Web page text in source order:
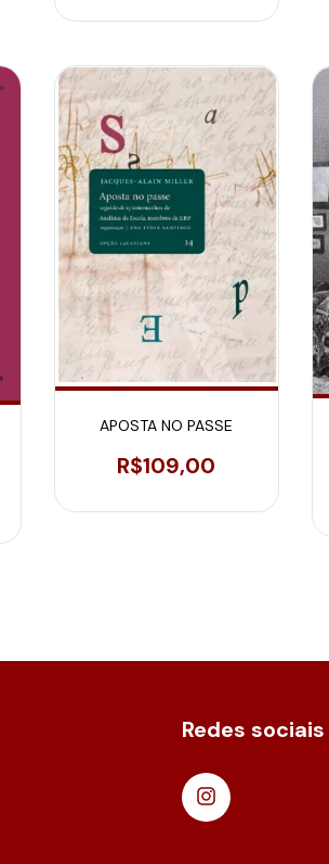
APOSTA NO PASSE
R$109,00
Redes sociais